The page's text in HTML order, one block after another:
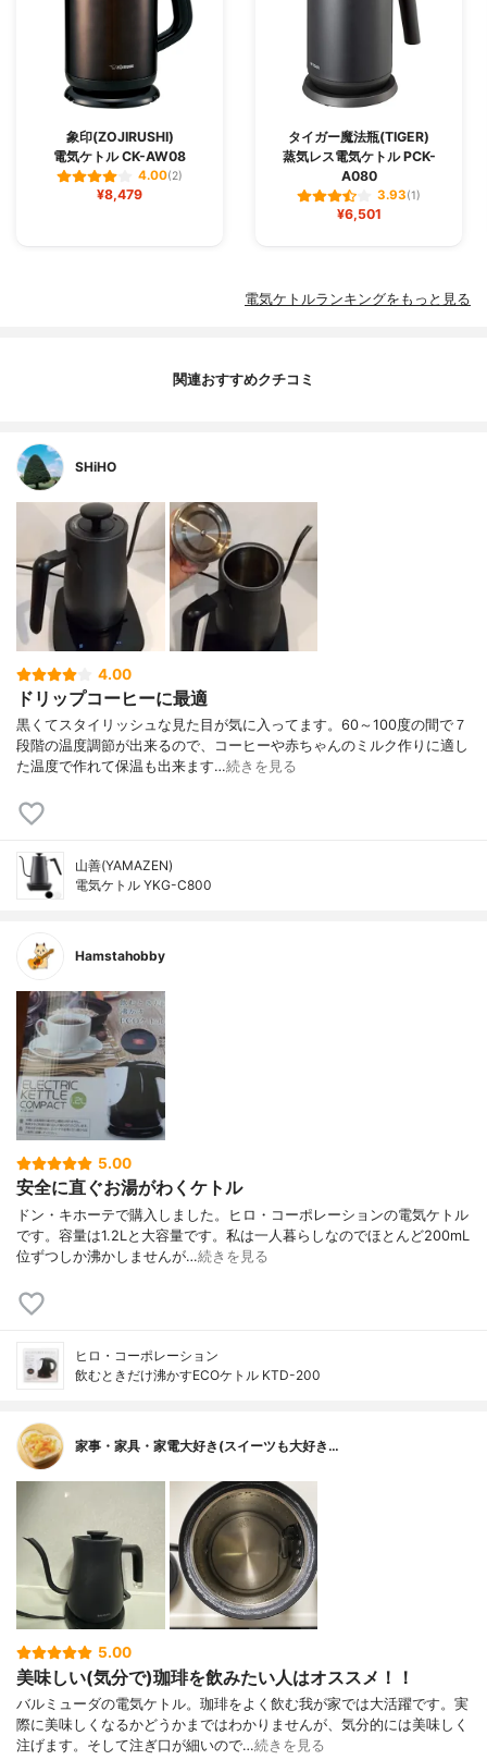
象印(ZOJIRUSHI)
電気ケトル CK-AW08
4.00(2)
¥8,479
タイガー魔法瓶(TIGER)
蒸気レス電気ケトル PCK-
A080
3.93(1)
¥6,501
電気ケトルランキングをもっと見る
関連おすすめクチコミ
SHiHO
4.00
ドリップコーヒーに最適
黒くてスタイリッシュな見た目が気に入ってます。60～100度の間で７
段階の温度調節が出来るので、コーヒーや赤ちゃんのミルク作りに適し
た温度で作れて保温も出来ます…続きを見る
山善(YAMAZEN)
電気ケトル YKG-C800
Hamstahobby
5.00
安全に直ぐお湯がわくケトル
ドン・キホーテで購入しました。ヒロ・コーポレーションの電気ケトル
です。容量は1.2Lと大容量です。私は一人暮らしなのでほとんど200mL
位ずつしか沸かしませんが…続きを見る
ヒロ・コーポレーション
飲むときだけ沸かすECOケトル KTD-200
家事・家具・家電大好き(スイーツも大好き…
5.00
美味しい(気分で)珈琲を飲みたい人はオススメ！！
バルミューダの電気ケトル。珈琲をよく飲む我が家では大活躍です。実
際に美味しくなるかどうかまではわかりませんが、気分的には美味しく
注げます。そして注ぎ口が細いので…続きを見る